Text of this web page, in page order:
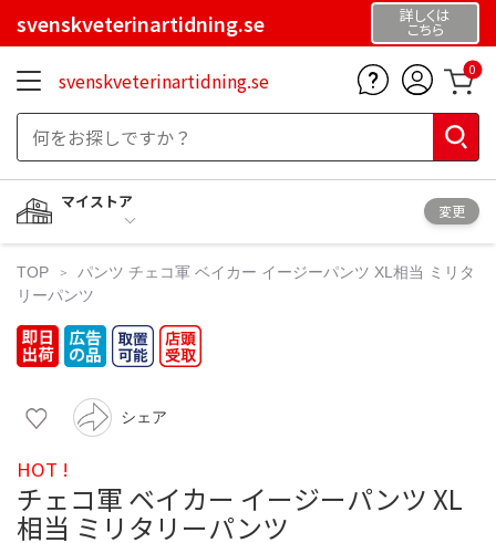
svenskveterinartidning.se 詳しくは
こちら
svenskveterinartidning.se 0
マイストア
変更
TOP パンツ チェコ軍 ベイカー イージーパンツ XL相当 ミリタ
リーパンツ
シェア
HOT !
チェコ軍 ベイカー イージーパンツ XL
相当 ミリタリーパンツ